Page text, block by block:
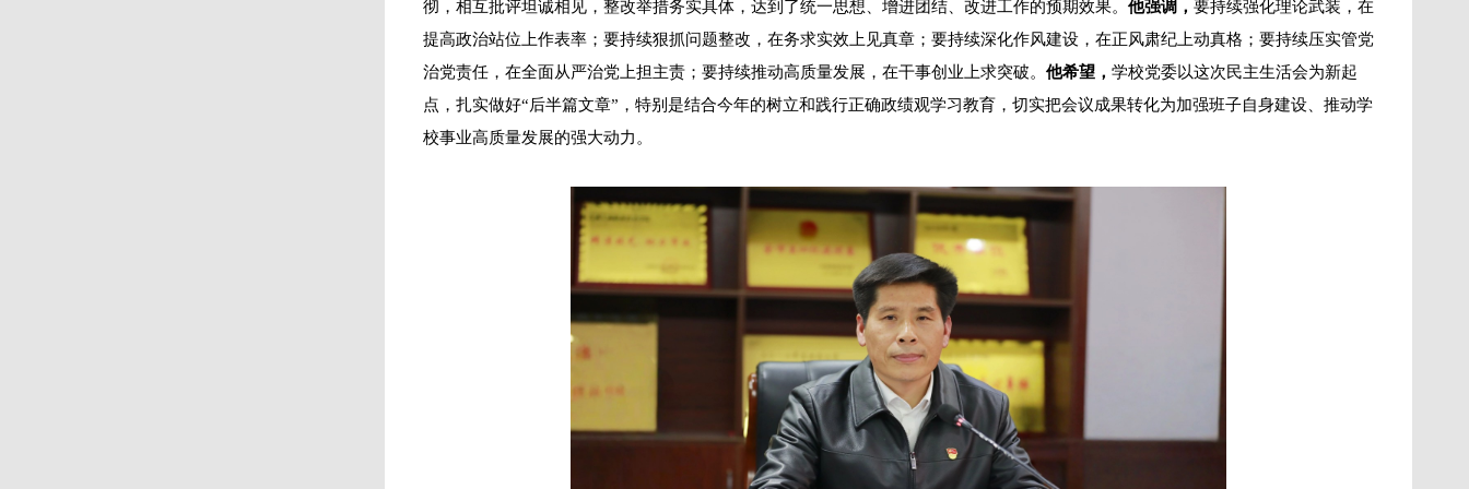
彻，相互批评坦诚相见，整改举措务实具体，达到了统一思想、增进团结、改进工作的预期效果。 他强调， 要持续强化理论武装，在
提高政治站位上作表率；要持续狠抓问题整改，在务求实效上见真章；要持续深化作风建设，在正风肃纪上动真格；要持续压实管党
治党责任，在全面从严治党上担主责；要持续推动高质量发展，在干事创业上求突破。 他希望， 学校党委以这次民主生活会为新起
点，扎实做好“后半篇文章”，特别是结合今年的树立和践行正确政绩观学习教育，切实把会议成果转化为加强班子自身建设、推动学
校事业高质量发展的强大动力。